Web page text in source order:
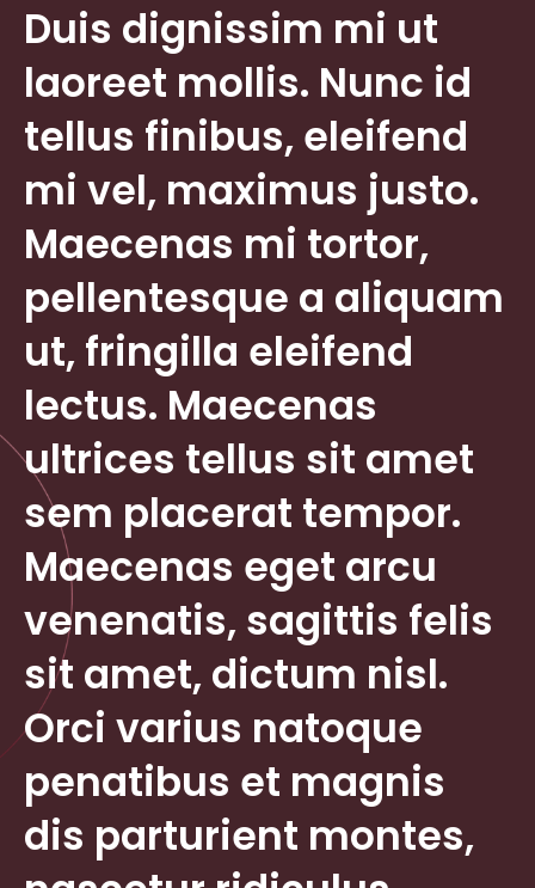
Duis dignissim mi ut
laoreet mollis. Nunc id
tellus finibus, eleifend
mi vel, maximus justo.
Maecenas mi tortor,
pellentesque a aliquam
ut, fringilla eleifend
lectus. Maecenas
ultrices tellus sit amet
sem placerat tempor.
Maecenas eget arcu
venenatis, sagittis felis
sit amet, dictum nisl.
Orci varius natoque
penatibus et magnis
dis parturient montes,